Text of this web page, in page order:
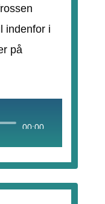
indenfor i
på
00:00